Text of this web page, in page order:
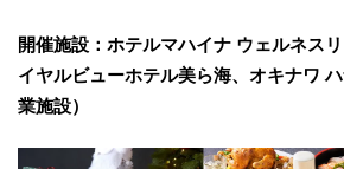
開催施設：ホテルマハイナ ウェルネス
イヤルビューホテル美ら海、オキナワ
業施設）